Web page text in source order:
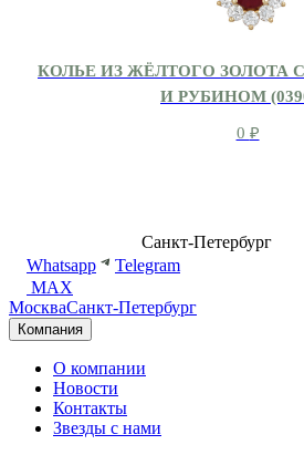
КОЛЬЕ ИЗ ЖЁЛТОГО ЗОЛОТА
И РУБИНОМ
0 ₽
Санкт-Петербург
Whatsapp
Telegram
MAX
МоскваСанкт-Петербург
Компания
О компании
Новости
Контакты
Звезды с нами